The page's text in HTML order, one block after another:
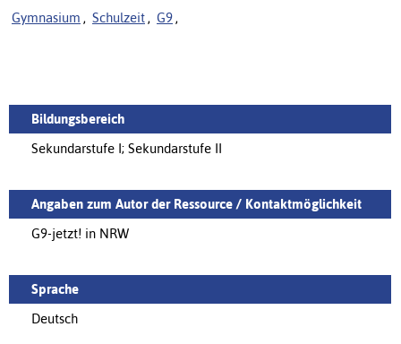
Gymnasium , Schulzeit , G9 ,
Bildungsbereich
Sekundarstufe I; Sekundarstufe II
Angaben zum Autor der Ressource / Kontaktmöglichkeit
G9-jetzt! in NRW
Sprache
Deutsch